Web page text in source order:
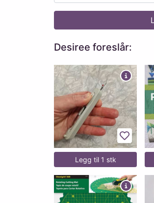
Desiree foreslår:
Legg
Legg til 1 stk